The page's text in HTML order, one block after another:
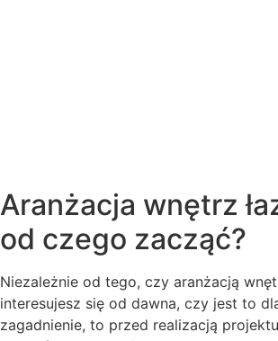
Aranżacja wnętrz
od czego zacząć?
Niezależnie od tego, czy aranżacją
interesujesz się od dawna, czy jest to
zagadnienie, to przed realizacją